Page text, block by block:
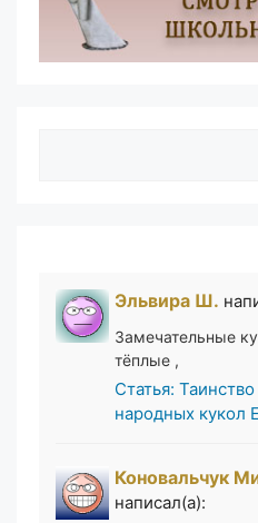
Эльвира Ш.
Замечательные
тёплые ,
Статья:
народных кукол
Коновальчук
написал(а):